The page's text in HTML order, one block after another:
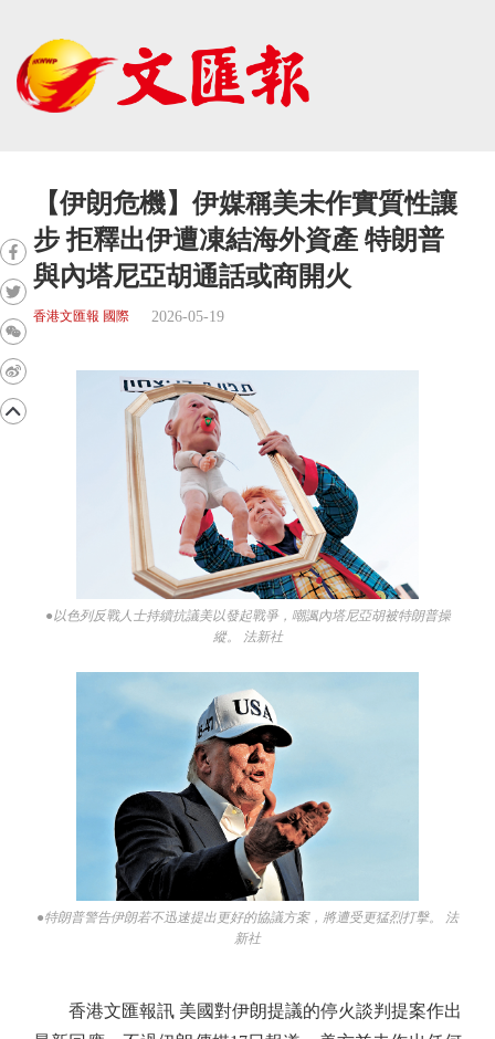
【伊朗危機】伊媒稱美未作實質性讓
步 拒釋出伊遭凍結海外資產 特朗普
與內塔尼亞胡通話或商開火
香港文匯報 國際 2026-05-19
●以色列反戰人士持續抗議美以發起戰爭，嘲諷內塔尼亞胡被特朗普操
縱。 法新社
●特朗普警告伊朗若不迅速提出更好的協議方案，將遭受更猛烈打擊。 法
新社
香港文匯報訊 美國對伊朗提議的停火談判提案作出